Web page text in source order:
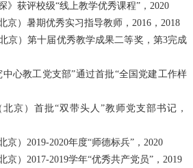
》获评校级“线上教学优秀课程”， 2020
京）暑期优秀实习指导教师， 2016， 2018
京）第十届优秀教学成果二等奖，第3完成
中心教工党支部”通过首批“全国党建工作样
京）首批“双带头人”教师党支部书记，
京） 2019-2020年度“师德标兵”， 2020
京） 2017-2019学年“优秀共产党员”， 2019